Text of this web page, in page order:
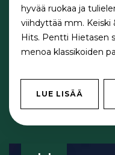
hyvää ruokaa ja
viihdyttää mm. Keiski
Hits. Pentti Hietasen
menoa klassikoiden
LUE LISÄÄ